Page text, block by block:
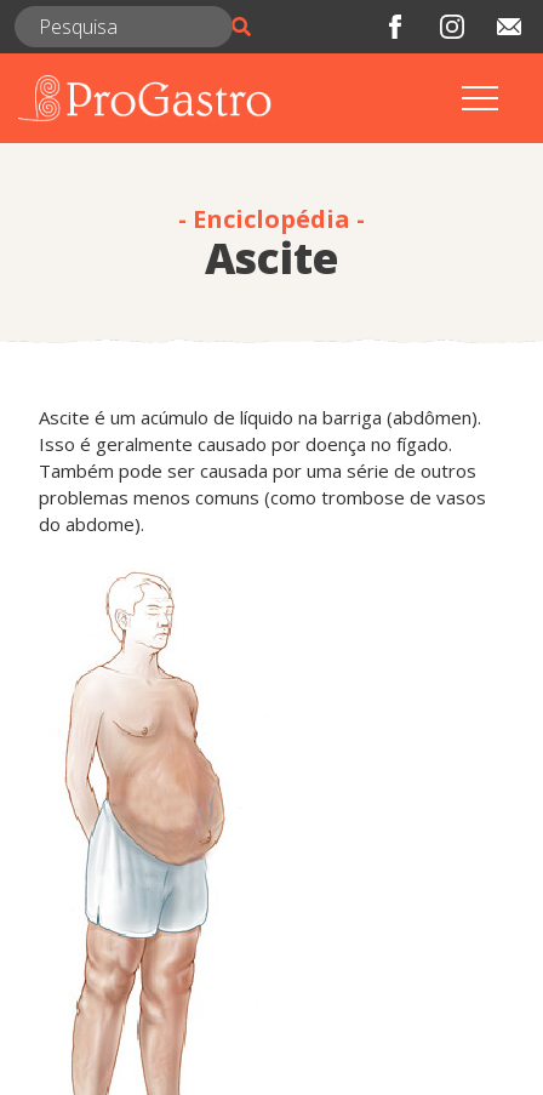
- Enciclopédia -
Ascite
Ascite é um acúmulo de líquido na barriga (abdômen).
Isso é geralmente causado por doença no fígado.
Também pode ser causada por uma série de outros
problemas menos comuns (como trombose de vasos
do abdome).